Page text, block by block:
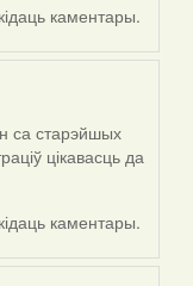
каментары.
са старэйшых
цікавасць да
каментары.